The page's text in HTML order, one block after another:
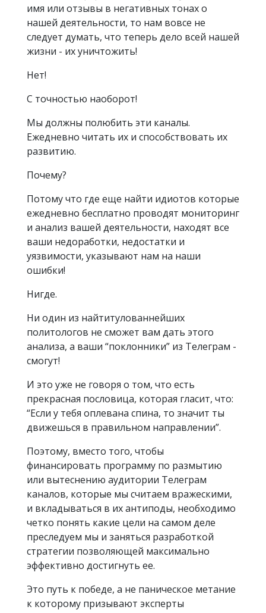
имя или отзывы в негативных тонах о
нашей деятельности, то нам вовсе не
следует думать, что теперь дело всей нашей
жизни - их уничтожить!
Нет!
С точностью наоборот!
Мы должны полюбить эти каналы.
Ежедневно читать их и способствовать их
развитию.
Почему?
Потому что где еще найти идиотов которые
ежедневно бесплатно проводят мониторинг
и анализ вашей деятельности, находят все
ваши недоработки, недостатки и
уязвимости, указывают нам на наши
ошибки!
Нигде.
Ни один из найтитулованнейших
политологов не сможет вам дать этого
анализа, а ваши “поклонники” из Телеграм -
смогут!
И это уже не говоря о том, что есть
прекрасная пословица, которая гласит, что:
“Если у тебя оплевана спина, то значит ты
движешься в правильном направлении”.
Поэтому, вместо того, чтобы
финансировать программу по размытию
или вытеснению аудитории Телеграм
каналов, которые мы считаем вражескими,
и вкладываться в их антиподы, необходимо
четко понять какие цели на самом деле
преследуем мы и заняться разработкой
стратегии позволяющей максимально
эффективно достигнуть ее.
Это путь к победе, а не паническое метание
к которому призывают эксперты